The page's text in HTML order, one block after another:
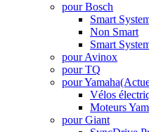
pour Bosch
Smart
Non Smart
Smart
pour Avinox
pour TQ
pour Yamaha
Vélos
Moteurs
pour Giant